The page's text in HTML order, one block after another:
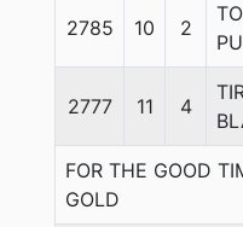
2785 10 2
2777 11 4
FOR THE GOOD
GOLD